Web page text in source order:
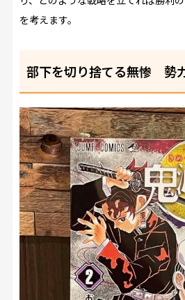
を考えます。
部下を切り捨てる無惨 勢